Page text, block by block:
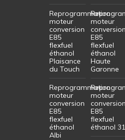
Reprogrammation
moteur
conversion
E85
flexfuel
éthanol
Plaisance
du Touch
Reprogrammation
moteur
conversion
E85
flexfuel
éthanol
Albi
moteur
conversion
E85
flexfuel
éthanol
Haute
Garonne
moteur
conversion
E85
flexfuel
éthanol 31